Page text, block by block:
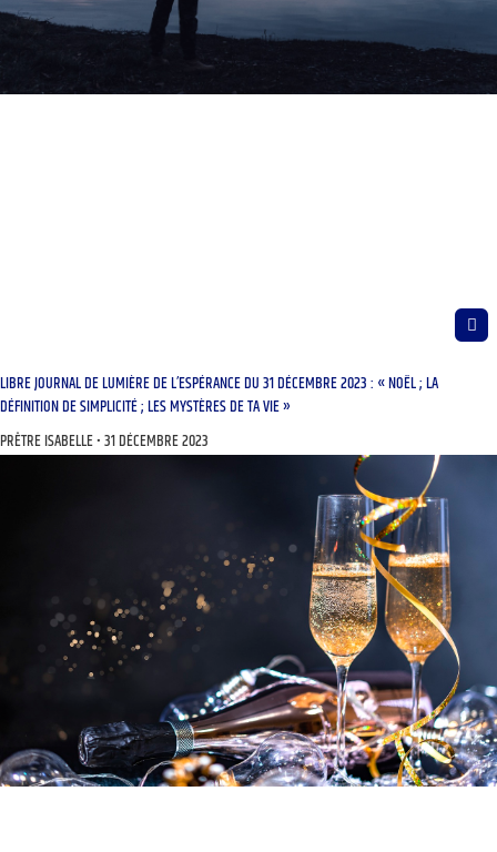
LIBRE JOURNAL DE LUMIÈRE DE L’ESPÉRANCE DU 31 DÉCEMBRE 2023 : « NOËL ; LA
DÉFINITION DE SIMPLICITÉ ; LES MYSTÈRES DE TA VIE »
PRÊTRE ISABELLE 31 DÉCEMBRE 2023